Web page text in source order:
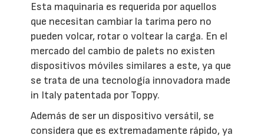
Esta maquinaria es requerida por aquellos
que necesitan cambiar la tarima pero no
pueden volcar, rotar o voltear la carga. En el
mercado del cambio de palets no existen
dispositivos móviles similares a este, ya que
se trata de una tecnología innovadora made
in Italy patentada por Toppy.
Además de ser un dispositivo versátil, se
considera que es extremadamente rápido, ya